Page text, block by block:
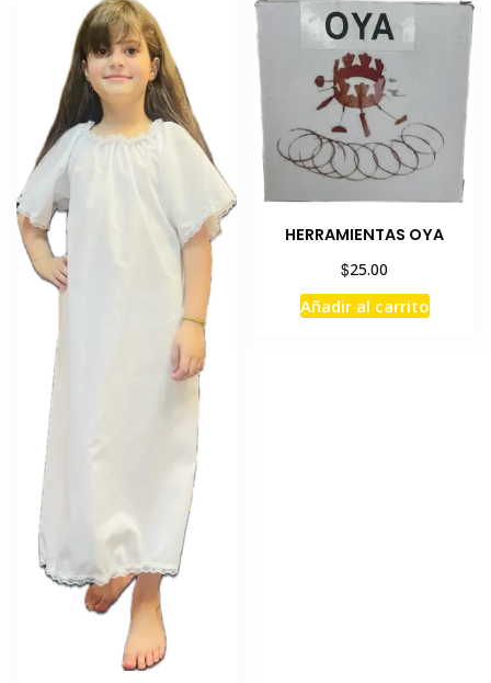
variantes.
opciones
pueden
elegir
en
página
de
producto
HERRAMIENTAS OYA
$25.00
Añadir al carrito